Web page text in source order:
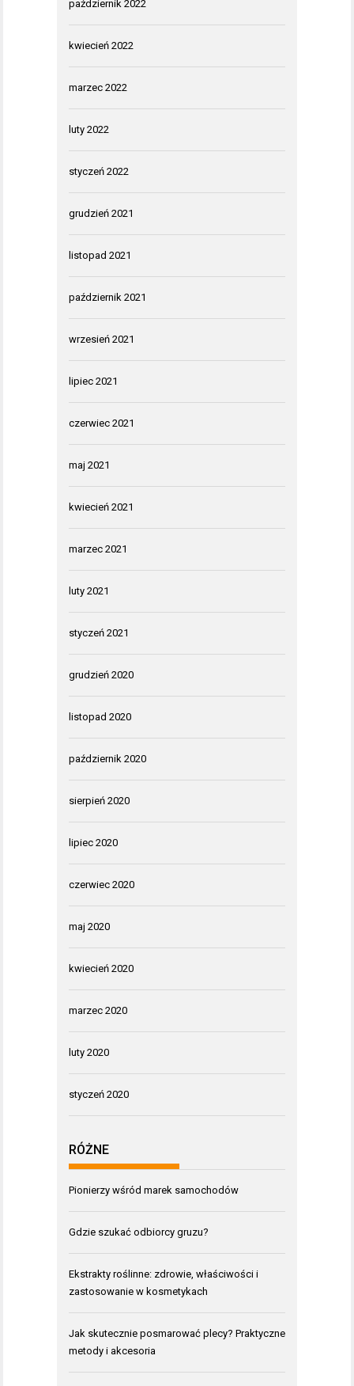
październik 2022
kwiecień 2022
marzec 2022
luty 2022
styczeń 2022
grudzień 2021
listopad 2021
październik 2021
wrzesień 2021
lipiec 2021
czerwiec 2021
maj 2021
kwiecień 2021
marzec 2021
luty 2021
styczeń 2021
grudzień 2020
listopad 2020
październik 2020
sierpień 2020
lipiec 2020
czerwiec 2020
maj 2020
kwiecień 2020
marzec 2020
luty 2020
styczeń 2020
RÓŻNE
Pionierzy wśród marek samochodów
Gdzie szukać odbiorcy gruzu?
Ekstrakty roślinne: zdrowie, właściwości i
zastosowanie w kosmetykach
Jak skutecznie posmarować plecy? Praktyczne
metody i akcesoria